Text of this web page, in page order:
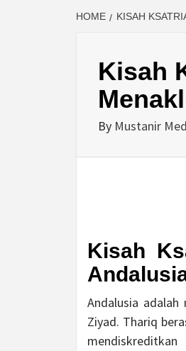
HOME KISAH
Kisah
By Mustanir
Kisah
Andalusia
Ziyad. Thariq